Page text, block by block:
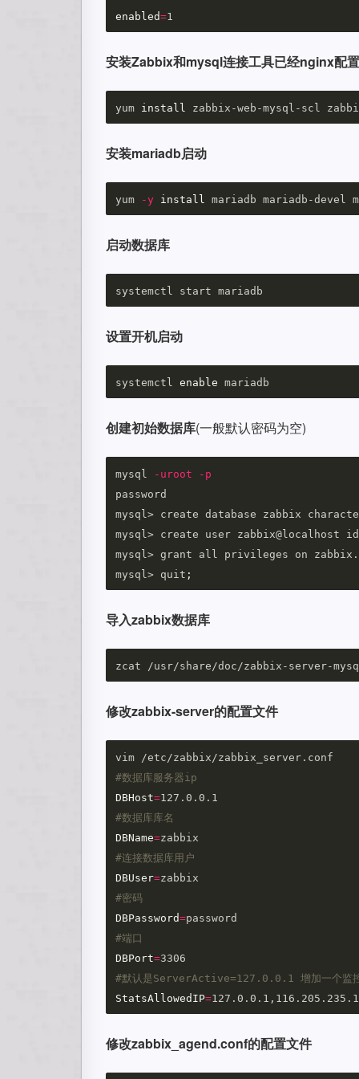
enabled=
安装Zabbix和mysql连接工具已经nginx配
yum install
安装mariadb启动
yum -y install
启动数据库
设置开机启动
systemctl enable
创建初始数据库(一般默认密码为空)
mysql -uroot
-p
password
mysql> create database zabbix
mysql> create user zabbix@localhost
mysql> grant all privileges on zabbix.
mysql> quit ;
导入zabbix数据库
zcat /usr/share/doc/zabbix-server-
修改zabbix-server的配置文件
#数据库服务器ip
DBHost=
#数据库库名
DBName=
#连接数据库用户
DBUser=
#密码
DBPassword=
#端口
DBPort=
#默认是ServerActive=127.0.0.1 增加一个监
StatsAllowedIP=
修改zabbix_agend.conf的配置文件